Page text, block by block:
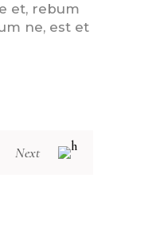
et, rebum
ne, est et
Next